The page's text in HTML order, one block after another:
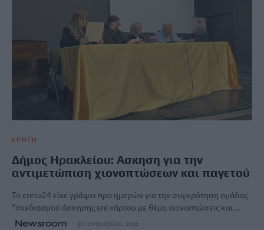
ΚΡΗΤΗ
Δήμος Ηρακλείου: Ασκηση για την
αντιμετώπιση χιονοπτώσεων και παγετού
Το creta24 είχε γράψει προ ημερών για την συγκρότηση ομάδας
“σχεδιασμού άσκησης επί χάρτου με θέμα χιονοπτώσεις και…
Newsroom 30 Ιανουαρίου, 2026